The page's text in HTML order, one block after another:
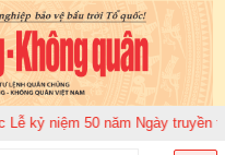
50 năm Ngày truyền thống